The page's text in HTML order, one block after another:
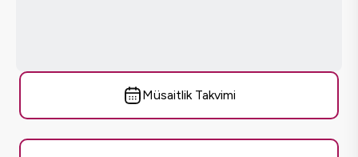
Müsaitlik Takvimi